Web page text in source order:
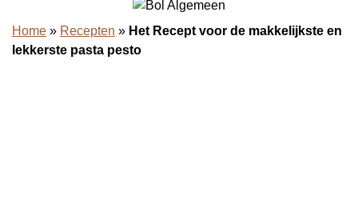
Home » Recepten » Het Recept voor de makkelijkste en
lekkerste pasta pesto